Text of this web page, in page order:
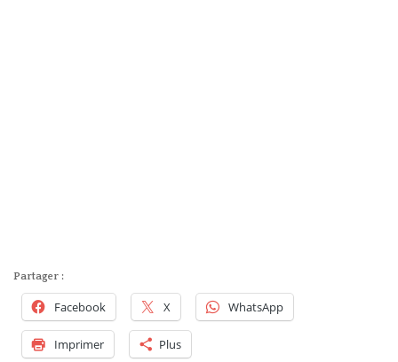
Partager :
Facebook X WhatsApp
Imprimer Plus